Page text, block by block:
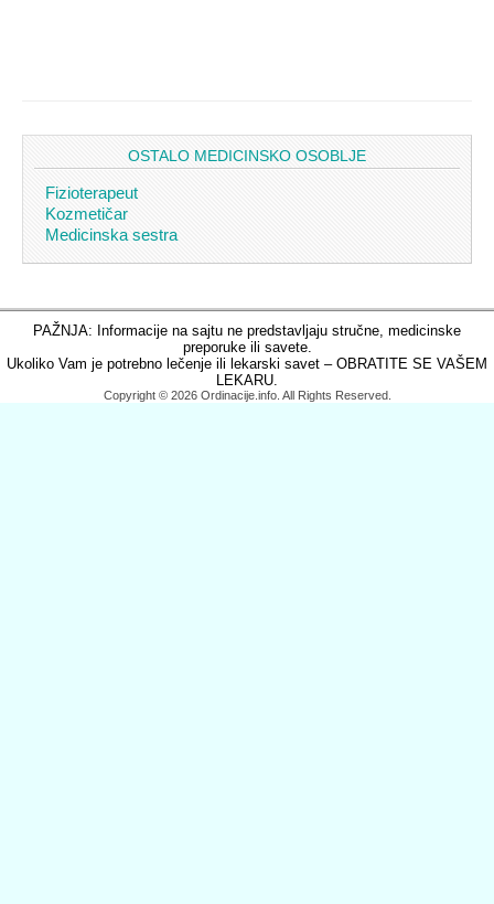
OSTALO MEDICINSKO OSOBLJE
Fizioterapeut
Kozmetičar
Medicinska sestra
PAŽNJA: Informacije na sajtu ne predstavljaju stručne, medicinske
preporuke ili savete.
Ukoliko Vam je potrebno lečenje ili lekarski savet – OBRATITE SE VAŠEM
LEKARU.
Copyright © 2026 Ordinacije.info. All Rights Reserved.